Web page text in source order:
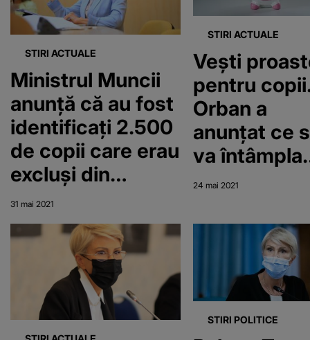
STIRI ACTUALE
Ministrul Muncii
anunță că au fost
identificați 2.500
de copii care erau
excluşi din
sistemul
educaţional
31 mai 2021
STIRI ACTUALE
Vești
pentru
Orban a
anunțat ce
va întâmpla
cu alocațiile
24 mai 2021
STIRI POLITICE